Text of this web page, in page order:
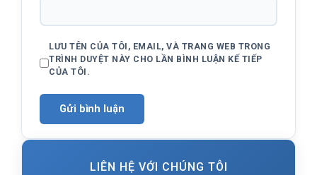
LƯU TÊN CỦA TÔI, EMAIL, VÀ TRANG WEB TRONG
TRÌNH DUYỆT NÀY CHO LẦN BÌNH LUẬN KẾ TIẾP
CỦA TÔI.
LIÊN HỆ VỚI CHÚNG TÔI